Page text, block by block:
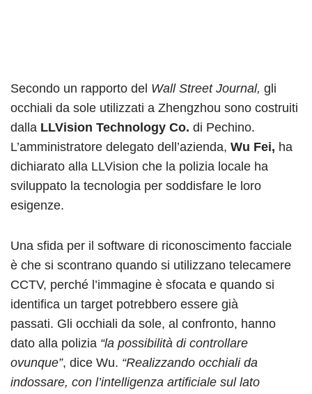
Secondo un rapporto del Wall Street Journal, gli
occhiali da sole utilizzati a Zhengzhou sono costruiti
dalla LLVision Technology Co. di Pechino.
L’amministratore delegato dell’azienda, Wu Fei, ha
dichiarato alla LLVision che la polizia locale ha
sviluppato la tecnologia per soddisfare le loro
esigenze.
Una sfida per il software di riconoscimento facciale
è che si scontrano quando si utilizzano telecamere
CCTV, perché l’immagine è sfocata e quando si
identifica un target potrebbero essere già
passati. Gli occhiali da sole, al confronto, hanno
dato alla polizia “la possibilità di controllare
ovunque”, dice Wu. “Realizzando occhiali da
indossare, con l’intelligenza artificiale sul lato